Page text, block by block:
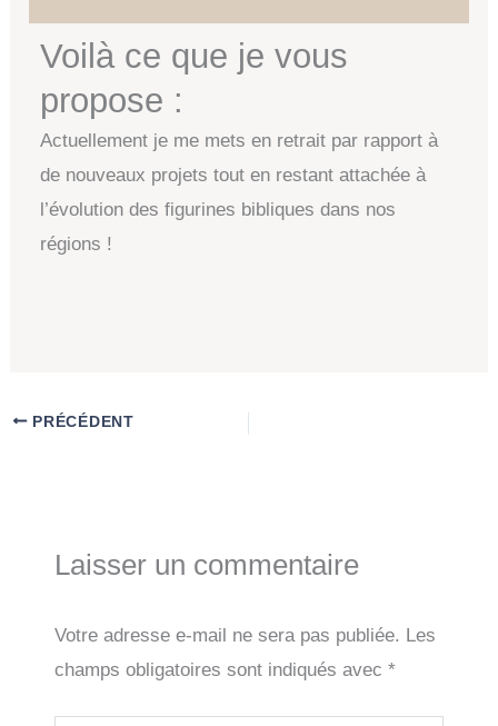
Voilà ce que je vous
propose :
Actuellement je me mets en retrait par rapport à
de nouveaux projets tout en restant attachée à
l’évolution des figurines bibliques dans nos
régions !
PRÉCÉDENT
Laisser un commentaire
Votre adresse e-mail ne sera pas publiée. Les
champs obligatoires sont indiqués avec *